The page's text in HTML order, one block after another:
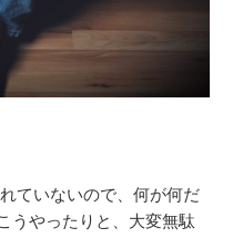
ていないので、何が何だ
うやったりと、大変無駄